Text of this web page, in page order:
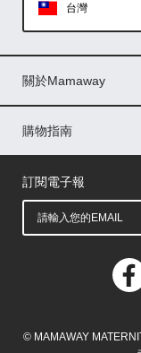
台灣
印尼
菲律賓
馬來西亞
關於Mamaway
門市據點
最新消息
品牌故事
人力招募
媒體花絮
隱私權聲明
CSR企業社會責任
購物指南
購物常見問題
退換貨問題
儲值金使用條款
購買儲值金
發票問題
會員權益
線上留言
吸乳器-免費體驗
訂閱電子報
© MAMAWAY